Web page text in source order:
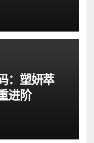
：塑妍萃
进阶